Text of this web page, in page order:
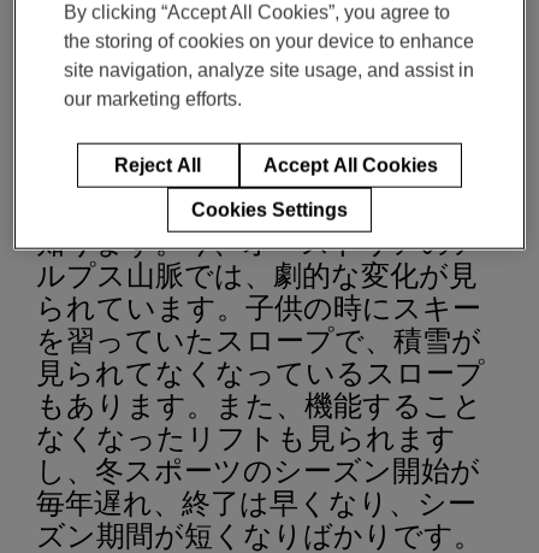
9月 15, 20213-min read
登山好きでスキーの上級者でもあ
る私は、オーストリアのアルプス
山脈でのスキーシーズンの積雪や
その長さで地球温暖化の度合いを
知ります。今、オーストリアのア
ルプス山脈では、劇的な変化が見
られています。子供の時にスキー
を習っていたスロープで、積雪が
見られてなくなっているスロープ
もあります。また、機能すること
なくなったリフトも見られます
し、冬スポーツのシーズン開始が
毎年遅れ、終了は早くなり、シー
ズン期間が短くなりばかりです。
By clicking “Accept All Cookies”, you agree to
the storing of cookies on your device to enhance
site navigation, analyze site usage, and assist in
our marketing efforts.
Reject All Accept All Cookies
Cookies Settings